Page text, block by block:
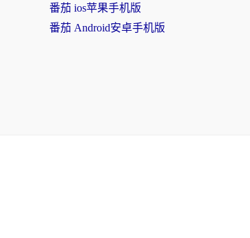
番茄 ios苹果手机版
番茄 Android安卓手机版